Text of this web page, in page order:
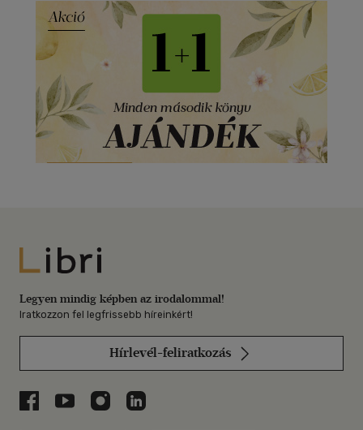
Libri
Legyen mindig képben az irodalommal!
Iratkozzon fel legfrissebb híreinkért!
Hírlevél-feliratkozás
Libri a Facebookon
Libri a Youtube-on
Libri az Instagramon
Libri a LinkedInen